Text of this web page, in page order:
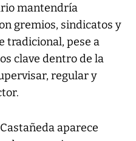
mantendría
gremios, sindicatos y
tradicional, pese a
clave dentro de la
regular y
aparece